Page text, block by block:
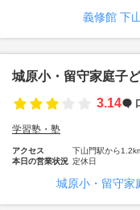
義修館 下
城原小・留守家庭子
3.14
学習塾・塾
アクセス
下山門駅から
本日の営業状況 定休日
城原小・留守家